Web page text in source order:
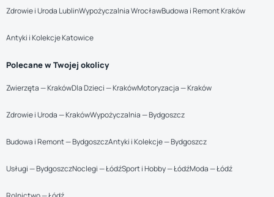
Zdrowie i Uroda LublinWypożyczalnia WrocławBudowa i Remont Kraków
Antyki i Kolekcje Katowice
Polecane w Twojej okolicy
Zwierzęta — KrakówDla Dzieci — KrakówMotoryzacja — Kraków
Zdrowie i Uroda — KrakówWypożyczalnia — Bydgoszcz
Budowa i Remont — BydgoszczAntyki i Kolekcje — Bydgoszcz
Usługi — BydgoszczNoclegi — ŁódźSport i Hobby — ŁódźModa — Łódź